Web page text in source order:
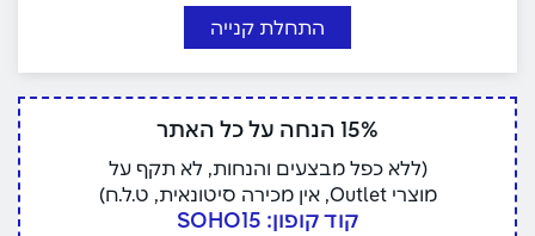
התחלת קנייה
15% הנחה על כל האתר
(ללא כפל מבצעים והנחות, לא תקף על
מוצרי Outlet, אין מכירה סיטונאית, ט.ל.ח)
קוד קופון: SOHO15